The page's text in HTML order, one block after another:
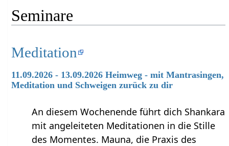
Seminare
Meditation
11.09.2026 - 13.09.2026 Heimweg - mit Mantrasingen,
Meditation und Schweigen zurück zu dir
An diesem Wochenende führt dich Shankara
mit angeleiteten Meditationen in die Stille
des Momentes. Mauna, die Praxis des